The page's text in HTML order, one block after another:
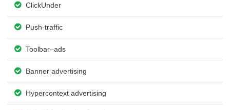
ClickUnder
Push-traffic
Toolbar–ads
Banner advertising
Hypercontext advertising